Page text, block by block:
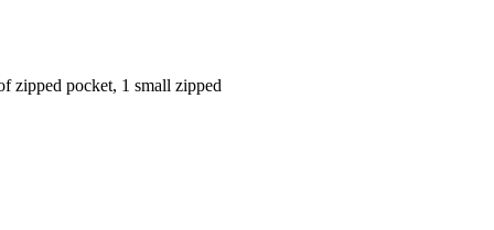
zipped pocket, 1 small zipped